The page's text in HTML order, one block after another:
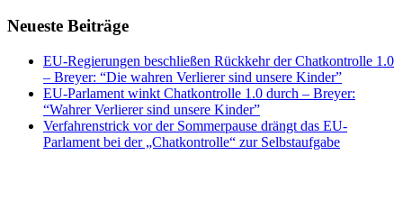
Neueste Beiträge
EU-Regierungen beschließen Rückkehr der Chatkontrolle 1.0
– Breyer: “Die wahren Verlierer sind unsere Kinder”
EU-Parlament winkt Chatkontrolle 1.0 durch – Breyer:
“Wahrer Verlierer sind unsere Kinder”
Verfahrenstrick vor der Sommerpause drängt das EU-
Parlament bei der „Chatkontrolle“ zur Selbstaufgabe